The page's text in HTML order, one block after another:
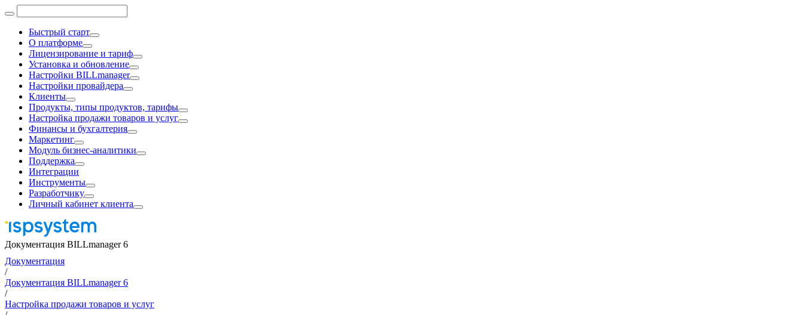
Быстрый старт
О платформе
Лицензирование и тариф
Установка и обновление
Настройки BILLmanager
Настройки провайдера
Клиенты
Продукты, типы продуктов, тарифы
Настройка продажи товаров и услуг
Финансы и бухгалтерия
Маркетинг
Модуль бизнес-аналитики
Поддержка
Интеграции
Инструменты
Разработчику
Личный кабинет клиента
Документация BILLmanager 6
Документация
/
Документация BILLmanager 6
/
Настройка продажи товаров и услуг